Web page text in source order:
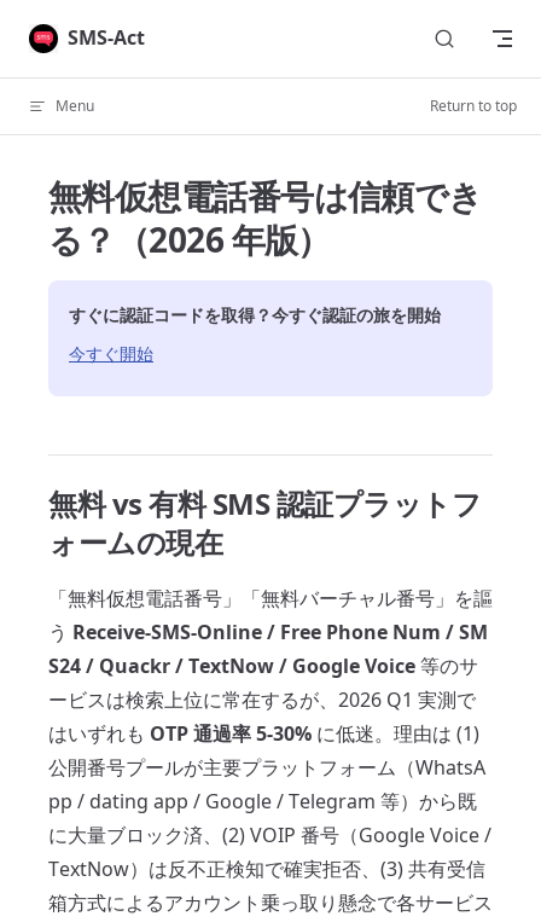
Skip to content
SMS-Act
Menu Return to top
無料仮想電話番号は信頼でき
る？（2026 年版）
すぐに認証コードを取得？今すぐ認証の旅を開始
今すぐ開始
無料 vs 有料 SMS 認証プラットフ
ォームの現在
「無料仮想電話番号」「無料バーチャル番号」を謳
う Receive-SMS-Online / Free Phone Num / SM
S24 / Quackr / TextNow / Google Voice等のサ
ービスは検索上位に常在するが、2026 Q1 実測で
はいずれも OTP 通過率 5-30% に低迷。理由は (1)
公開番号プールが主要プラットフォーム（WhatsA
pp / dating app / Google / Telegram 等）から既
に大量ブロック済、(2) VOIP 番号（Google Voice /
TextNow）は反不正検知で確実拒否、(3) 共有受信
箱方式によるアカウント乗っ取り懸念で各サービス